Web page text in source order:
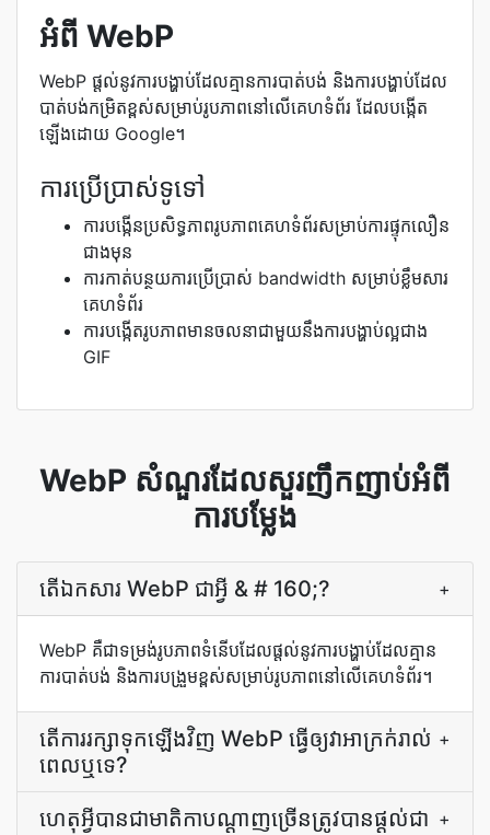
អំពី WebP
WebP ផ្តល់នូវការបង្ហាប់ដែលគ្មានការបាត់បង់ និងការបង្ហាប់ដែល
បាត់បង់កម្រិតខ្ពស់សម្រាប់រូបភាពនៅលើគេហទំព័រ ដែលបង្កើត
ឡើងដោយ Google។
ការប្រើប្រាស់ទូទៅ
ការបង្កើនប្រសិទ្ធភាពរូបភាពគេហទំព័រសម្រាប់ការផ្ទុកលឿន
ជាងមុន
ការកាត់បន្ថយការប្រើប្រាស់ bandwidth សម្រាប់ខ្លឹមសារ
គេហទំព័រ
ការបង្កើតរូបភាពមានចលនាជាមួយនឹងការបង្ហាប់ល្អជាង
GIF
WebP សំណួរដែលសួរញឹកញាប់អំពី
ការបម្លែង
តើ​ឯកសារ WebP ជា​អ្វី & # 160;? +
WebP គឺជាទម្រង់រូបភាពទំនើបដែលផ្តល់នូវការបង្ហាប់ដែលគ្មាន
ការបាត់បង់ និងការបង្រួមខ្ពស់សម្រាប់រូបភាពនៅលើគេហទំព័រ។
តើ​ការ​រក្សាទុក​ឡើងវិញ WebP ធ្វើ​ឲ្យ​វា​អាក្រក់​រាល់​
ពេល​ឬ​ទេ?
+
ហេតុអ្វីបានជាមាតិកាបណ្ដាញច្រើនត្រូវបានផ្ដល់ជា +